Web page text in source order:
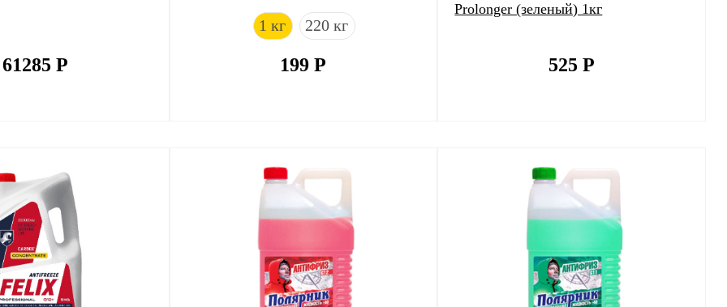
61285 Р
1 кг 220 кг
199Р
Prolonger (зеленый) 1кг
525Р